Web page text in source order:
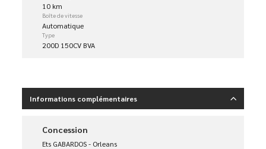
10 km
Boîte de vitesse
Automatique
Type
200D 150CV BVA
Informations complémentaires
Concession
Ets GABARDOS - Orleans